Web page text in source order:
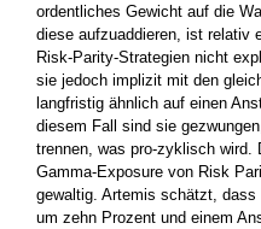
ordentliches Gewicht auf die
diese aufzu­addieren, ist relativ
Risk-Parity-Strategien nicht
sie jedoch implizit mit den
langfristig ähnlich auf einen
diesem Fall sind sie
trennen, was pro-­zyklisch wird.
Gamma-Exposure von Risk
gewaltig. Artemis schätzt,
um zehn Prozent und einem